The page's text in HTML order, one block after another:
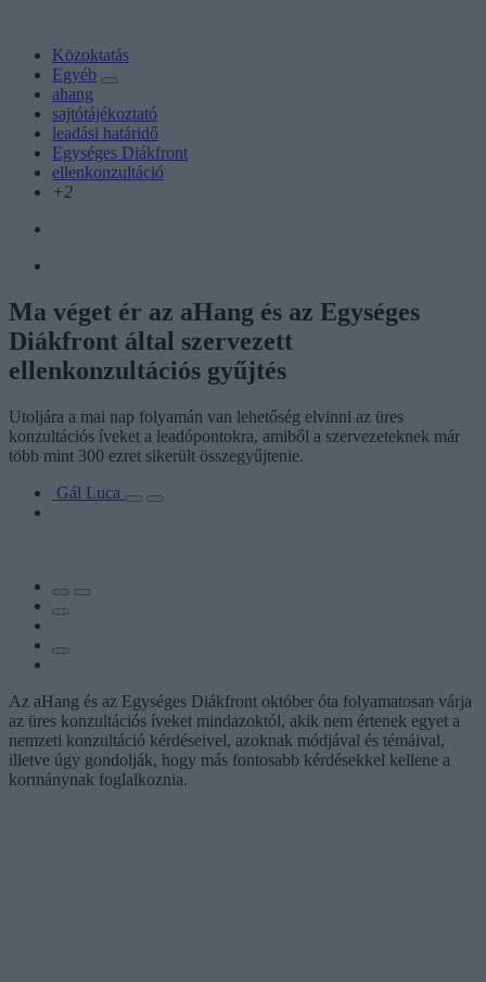
Közoktatás
Egyéb
ahang
sajtótájékoztató
leadási határidő
Egységes Diákfront
ellenkonzultáció
+2
Ma véget ér az aHang és az Egységes
Diákfront által szervezett
ellenkonzultációs gyűjtés
Utoljára a mai nap folyamán van lehetőség elvinni az üres
konzultációs íveket a leadópontokra, amiből a szervezeteknek már
több mint 300 ezret sikerült összegyűjtenie.
Gál Luca
Az aHang és az Egységes Diákfront október óta folyamatosan várja
az üres konzultációs íveket mindazoktól, akik nem értenek egyet a
nemzeti konzultáció kérdéseivel, azoknak módjával és témáival,
illetve úgy gondolják, hogy más fontosabb kérdésekkel kellene a
kormánynak foglalkoznia.